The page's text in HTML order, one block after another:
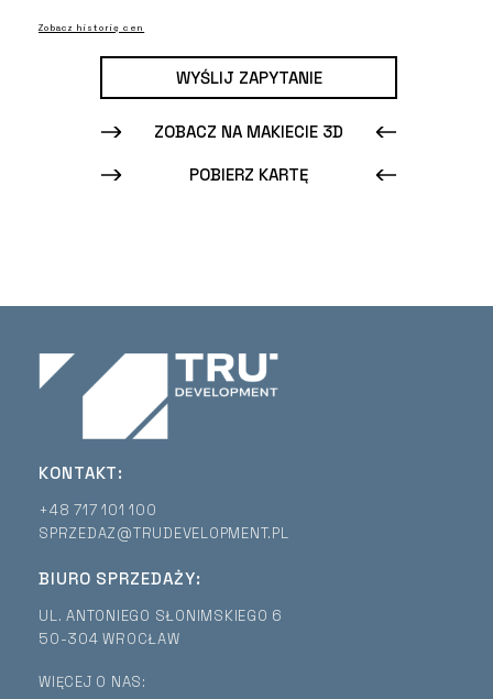
Zobacz historię cen
WYŚLIJ ZAPYTANIE
ZOBACZ NA MAKIECIE 3D
POBIERZ KARTĘ
KONTAKT:
+48 717 101 100
SPRZEDAZ@TRUDEVELOPMENT.PL
BIURO SPRZEDAŻY:
UL. ANTONIEGO SŁONIMSKIEGO 6
50-304 WROCŁAW
WIĘCEJ O NAS: